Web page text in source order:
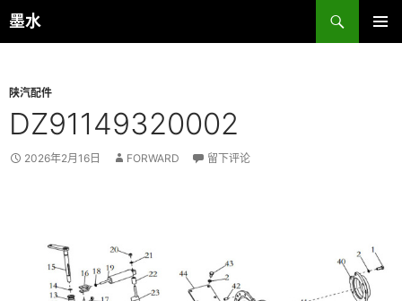
跳
至
墨水
搜
索
陕汽配件
DZ91149320002
2026年2月16日 FORWARD 留下评论